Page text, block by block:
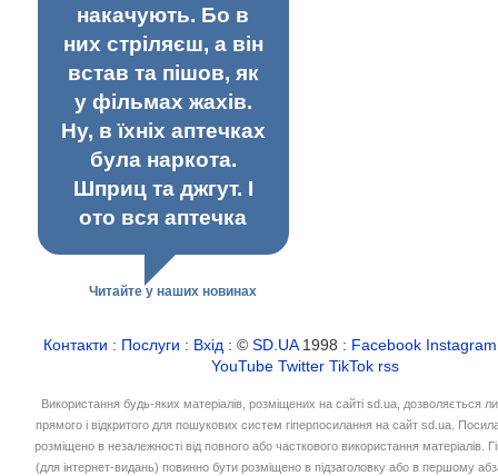
накачують. Бо в
них стріляєш, а він
встав та пішов, як
у фільмах жахів.
Ну, в їхніх аптечках
була наркота.
Шприц та джгут. І
ото вся аптечка
Читайте у наших новинах
Контакти : Послуги : Вхід : ©SD.UA1998 : Facebook Instagram
YouTube Twitter TikTok rss
Використання будь-яких матеріалів, розміщених на сайті sd.ua, дозволяється
прямого і відкритого для пошукових систем гіперпосилання на сайт sd.ua.
розміщено в незалежності від повного або часткового використання матеріалів.
(для інтернет-видань) повинно бути розміщено в підзаголовку або в першому